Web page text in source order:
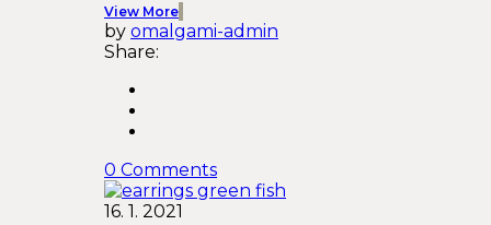
View More
by omalgami-admin
Share:
0 Comments
16. 1. 2021